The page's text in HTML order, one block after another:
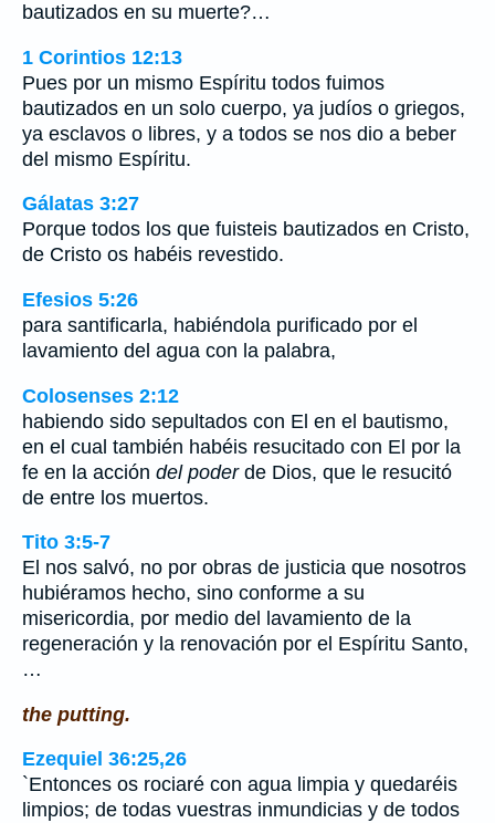
bautizados en su muerte?…
1 Corintios 12:13
Pues por un mismo Espíritu todos fuimos
bautizados en un solo cuerpo, ya judíos o griegos,
ya esclavos o libres, y a todos se nos dio a beber
del mismo Espíritu.
Gálatas 3:27
Porque todos los que fuisteis bautizados en Cristo,
de Cristo os habéis revestido.
Efesios 5:26
para santificarla, habiéndola purificado por el
lavamiento del agua con la palabra,
Colosenses 2:12
habiendo sido sepultados con El en el bautismo,
en el cual también habéis resucitado con El por la
fe en la acción del poderde Dios, que le resucitó
de entre los muertos.
Tito 3:5-7
El nos salvó, no por obras de justicia que nosotros
hubiéramos hecho, sino conforme a su
misericordia, por medio del lavamiento de la
regeneración y la renovación por el Espíritu Santo,
…
the putting.
Ezequiel 36:25,26
`Entonces os rociaré con agua limpia y quedaréis
limpios; de todas vuestras inmundicias y de todos